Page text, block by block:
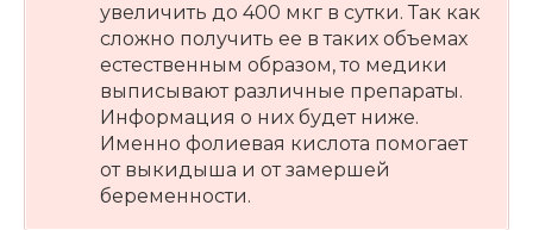
увеличить до 400 мкг в сутки. Так как
сложно получить ее в таких объемах
естественным образом, то медики
выписывают различные препараты.
Информация о них будет ниже.
Именно фолиевая кислота помогает
от выкидыша и от замершей
беременности.